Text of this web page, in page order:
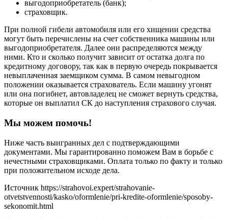
выгодоприобретатель (банк);
страховщик.
При полной гибели автомобиля или его хищении средства
могут быть перечислены на счет собственника машины или
выгодоприобретателя. Далее они распределяются между
ними. Кто и сколько получит зависит от остатка долга по
кредитному договору, так как в первую очередь покрывается
невыплаченная заемщиком сумма. В самом невыгодном
положении оказывается страхователь. Если машину угонят
или она погибнет, автовладелец не сможет вернуть средства,
которые он выплатил СК до наступления страхового случая.
Мы можем помочь!
Ниже часть выигранных дел с подтверждающими
документами. Мы гарантированно поможем Вам в борьбе с
нечестными страховщиками. Оплата только по факту и только
при положительном исходе дела.
Источник https://strahovoi.expert/strahovanie-
otvetstvennosti/kasko/oformlenie/pri-kredite-oformlenie/sposoby-
sekonomit.html